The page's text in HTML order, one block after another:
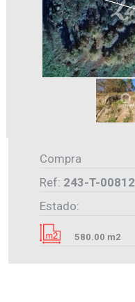
Compra
Ref: 243-T-00812
Estado:
580.00 m2